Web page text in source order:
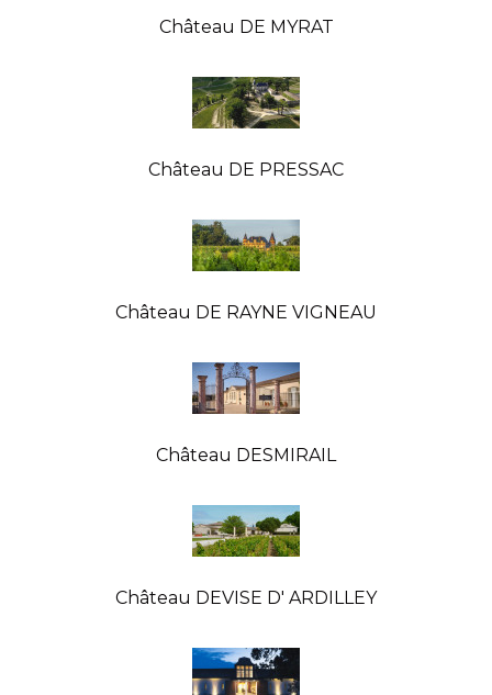
Château DE MYRAT
Château DE PRESSAC
Château DE RAYNE VIGNEAU
Château DESMIRAIL
Château DEVISE D' ARDILLEY